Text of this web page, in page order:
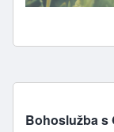
Bohoslužba s